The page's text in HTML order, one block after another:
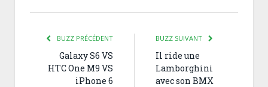
BUZZ PRÉCÉDENT
Galaxy S6 VS
HTC One M9 VS
iPhone 6
BUZZ SUIVANT
Il ride une
Lamborghini
avec son BMX